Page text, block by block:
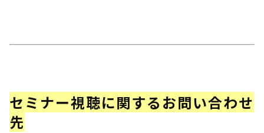
セミナー視聴に関するお問い合わせ
先